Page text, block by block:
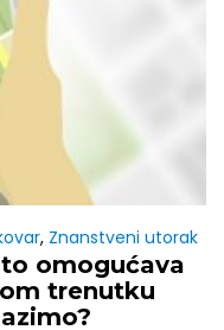
, Znanstveni utorak
omogućava
trenutku